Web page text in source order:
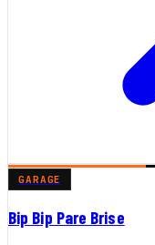
GARAGE
Bip Bip Pare Brise